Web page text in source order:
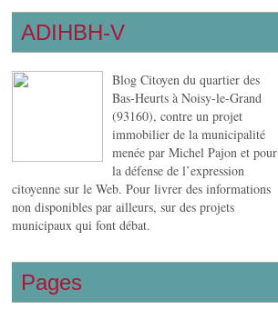
ADIHBH-V
Blog Citoyen du quartier des
Bas-Heurts à Noisy-le-Grand
(93160), contre un projet
immobilier de la municipalité
menée par Michel Pajon et pour
la défense de l’expression
citoyenne sur le Web. Pour livrer des informations
non disponibles par ailleurs, sur des projets
municipaux qui font débat.
Pages